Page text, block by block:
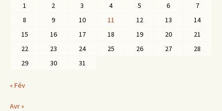
1
2 3 4 5 6
7
8
9 10 11 12 13
14
15
16 17 18 19 20
21
22
23 24 25 26 27
28
29
30 31
« Fév
Avr »